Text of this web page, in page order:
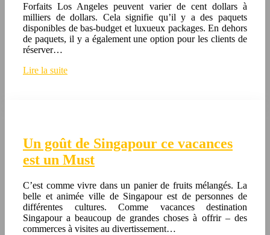
Forfaits Los Angeles peuvent varier de cent dollars à
milliers de dollars. Cela signifie qu’il y a des paquets
disponibles de bas-budget et luxueux packages. En dehors
de paquets, il y a également une option pour les clients de
réserver…
Lire la suite
Un goût de Singapour ce vacances
est un Must
C’est comme vivre dans un panier de fruits mélangés. La
belle et animée ville de Singapour est de personnes de
différentes cultures. Comme vacances destination
Singapour a beaucoup de grandes choses à offrir – des
commerces à visites au divertissement…